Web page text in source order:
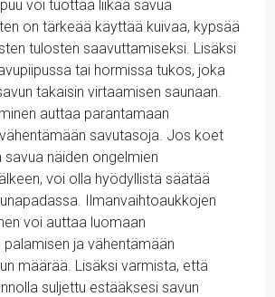
voi tuottaa liikaa savua
on tärkeää käyttää kuivaa, kypsää
tulosten saavuttamiseksi. Lisäksi
tai hormissa tukos, joka
takaisin virtaamisen saunaan.
auttaa parantamaan
savutasoja. Jos koet
savua näiden ongelmien
voi olla hyödyllistä säätää
Ilmanvaihtoaukkojen
voi auttaa luomaan
ja vähentämään
määrää. Lisäksi varmista, että
suljettu estääksesi savun